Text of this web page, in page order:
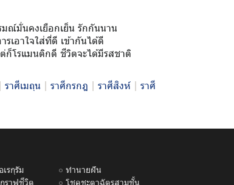
ณ์มั่นคงเยือกเย็น รักกันนาน
เอาใจใส่ที่ดี เข้ากันได้ดี
โรแมนติกดี ชีวิตจะได้มีรสชาติ
| ราศีเมถุน | ราศีกรกฎ | ราศีสิงห์ | ราศี
รกุรัม
ทำนายฝัน
ราฟชีวิต โชคชะตาฉัตรสามชั้น